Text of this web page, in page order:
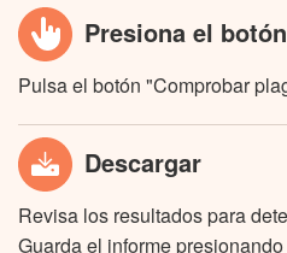
Presiona el botón
Pulsa el botón "Comprobar
Descargar
Revisa los resultados para
Guarda el informe